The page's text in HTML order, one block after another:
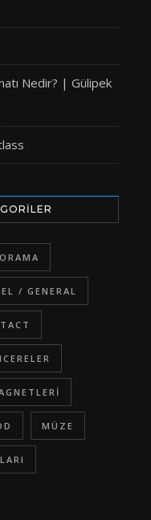
Nedir? | Gülipek
/ GENERAL
MÜZE